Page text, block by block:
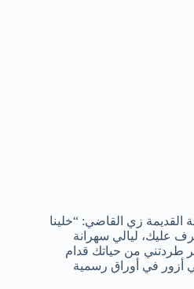
زي القاضي: “خلينا
عليك، ليالي سهرانة
طردتني من حياتك قدام
أزور في أوراق رسمية